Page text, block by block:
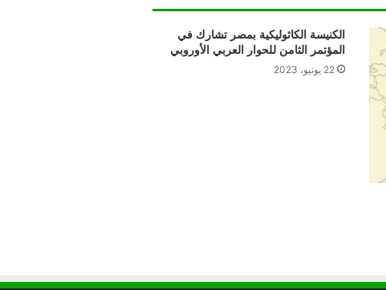
عن المحتاجين في غزة
دعوة مشتركة لتجديد الإيمان وترسيخ السلام
والحوار.. رسالة دائرة الحوار بين الأديان
بمناسبة رمضان وعيد الفطر
الكنيسة الكاثوليكية بمصر تشارك في
المؤتمر الثامن للحوار العربي الأوروبي
22 يونيو، 2023